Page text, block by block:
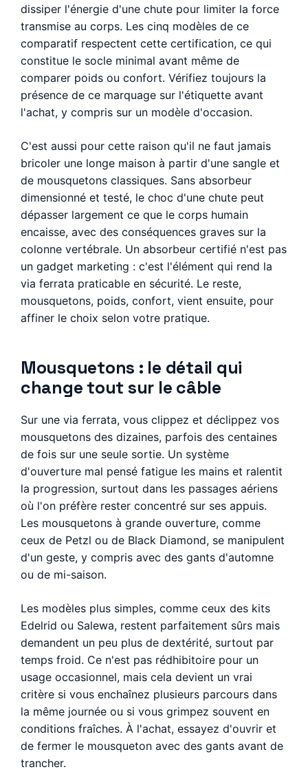
dissiper l'énergie d'une chute pour limiter la force
transmise au corps. Les cinq modèles de ce
comparatif respectent cette certification, ce qui
constitue le socle minimal avant même de
comparer poids ou confort. Vérifiez toujours la
présence de ce marquage sur l'étiquette avant
l'achat, y compris sur un modèle d'occasion.
C'est aussi pour cette raison qu'il ne faut jamais
bricoler une longe maison à partir d'une sangle et
de mousquetons classiques. Sans absorbeur
dimensionné et testé, le choc d'une chute peut
dépasser largement ce que le corps humain
encaisse, avec des conséquences graves sur la
colonne vertébrale. Un absorbeur certifié n'est pas
un gadget marketing : c'est l'élément qui rend la
via ferrata praticable en sécurité. Le reste,
mousquetons, poids, confort, vient ensuite, pour
affiner le choix selon votre pratique.
Mousquetons : le détail qui
change tout sur le câble
Sur une via ferrata, vous clippez et déclippez vos
mousquetons des dizaines, parfois des centaines
de fois sur une seule sortie. Un système
d'ouverture mal pensé fatigue les mains et ralentit
la progression, surtout dans les passages aériens
où l'on préfère rester concentré sur ses appuis.
Les mousquetons à grande ouverture, comme
ceux de Petzl ou de Black Diamond, se manipulent
d'un geste, y compris avec des gants d'automne
ou de mi-saison.
Les modèles plus simples, comme ceux des kits
Edelrid ou Salewa, restent parfaitement sûrs mais
demandent un peu plus de dextérité, surtout par
temps froid. Ce n'est pas rédhibitoire pour un
usage occasionnel, mais cela devient un vrai
critère si vous enchaînez plusieurs parcours dans
la même journée ou si vous grimpez souvent en
conditions fraîches. À l'achat, essayez d'ouvrir et
de fermer le mousqueton avec des gants avant de
trancher.